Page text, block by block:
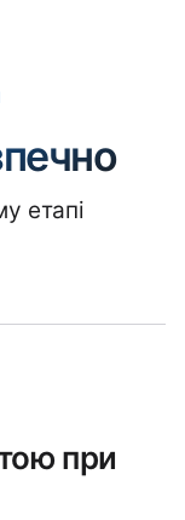
етапі
при